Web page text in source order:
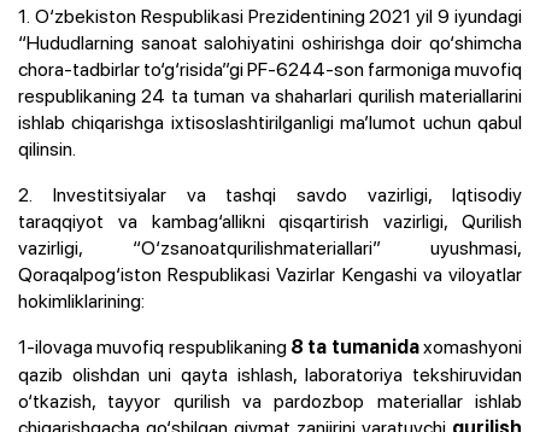
1. O‘zbekiston Respublikasi Prezidentining 2021 yil 9 iyundagi
“Hududlarning sanoat salohiyatini oshirishga doir qo‘shimcha
chora-tadbirlar to‘g‘risida”gi PF-6244-son farmoniga muvofiq
respublikaning 24 ta tuman va shaharlari qurilish materiallarini
ishlab chiqarishga ixtisoslashtirilganligi ma’lumot uchun qabul
qilinsin.
2. Investitsiyalar va tashqi savdo vazirligi, Iqtisodiy
taraqqiyot va kambag‘allikni qisqartirish vazirligi, Qurilish
vazirligi, “O‘zsanoatqurilishmateriallari” uyushmasi,
Qoraqalpog‘iston Respublikasi Vazirlar Kengashi va viloyatlar
hokimliklarining:
1-ilovaga muvofiq respublikaning 8 ta tumanidaxomashyoni
qazib olishdan uni qayta ishlash, laboratoriya tekshiruvidan
o‘tkazish, tayyor qurilish va pardozbop materiallar ishlab